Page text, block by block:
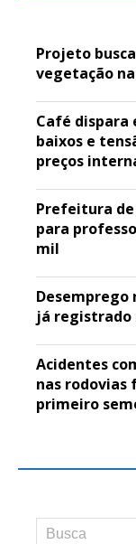
Projeto
vegetação
Café dispara
baixos e
preços
Prefeitura de
para
mil
Desemprego
já registrado
Acidentes
nas rodovias
primeiro